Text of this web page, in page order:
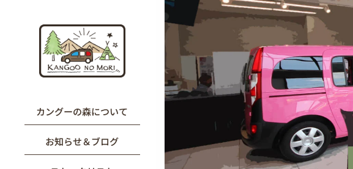
カングーの森について
お知らせ＆ブログ